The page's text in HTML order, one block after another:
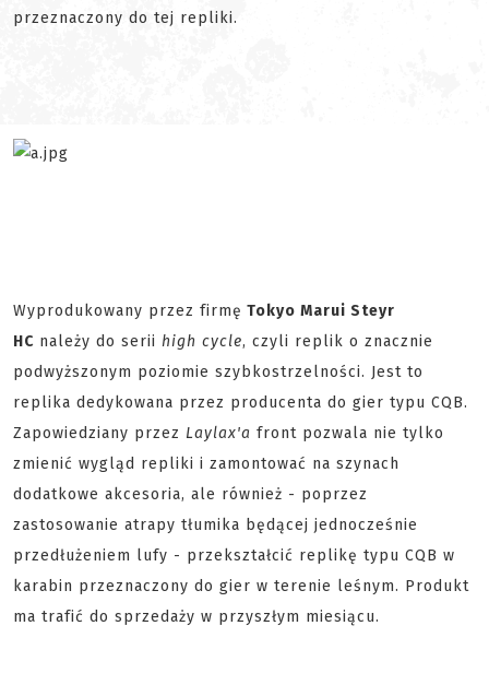
przeznaczony do tej repliki.
Wyprodukowany przez firmę Tokyo Marui Steyr
HC należy do serii high cycle, czyli replik o znacznie
podwyższonym poziomie szybkostrzelności. Jest to
replika dedykowana przez producenta do gier typu CQB.
Zapowiedziany przez Laylax'a front pozwala nie tylko
zmienić wygląd repliki i zamontować na szynach
dodatkowe akcesoria, ale również - poprzez
zastosowanie atrapy tłumika będącej jednocześnie
przedłużeniem lufy - przekształcić replikę typu CQB w
karabin przeznaczony do gier w terenie leśnym. Produkt
ma trafić do sprzedaży w przyszłym miesiącu.